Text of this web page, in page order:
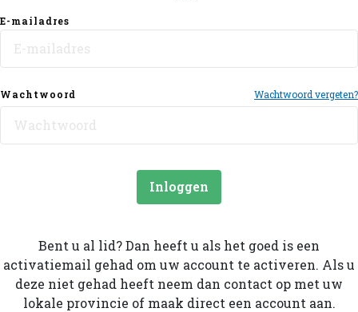
E-mailadres
Wachtwoord Wachtwoord vergeten?
Inloggen
Bent u al lid? Dan heeft u als het goed is een
activatiemail gehad om uw account te activeren. Als u
deze niet gehad heeft neem dan contact op met uw
lokale provincie of maak direct een account aan.